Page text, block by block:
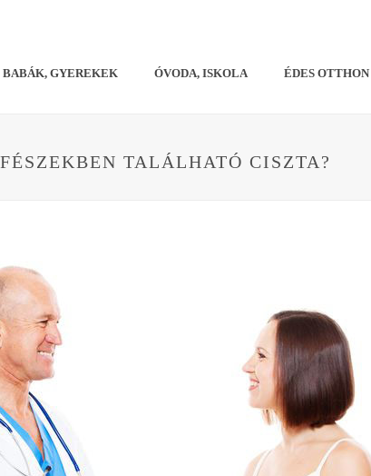
BABÁK, GYEREKEK ÓVODA, ISKOLA ÉDES OTTHON
TALÁLHATÓ CISZTA?